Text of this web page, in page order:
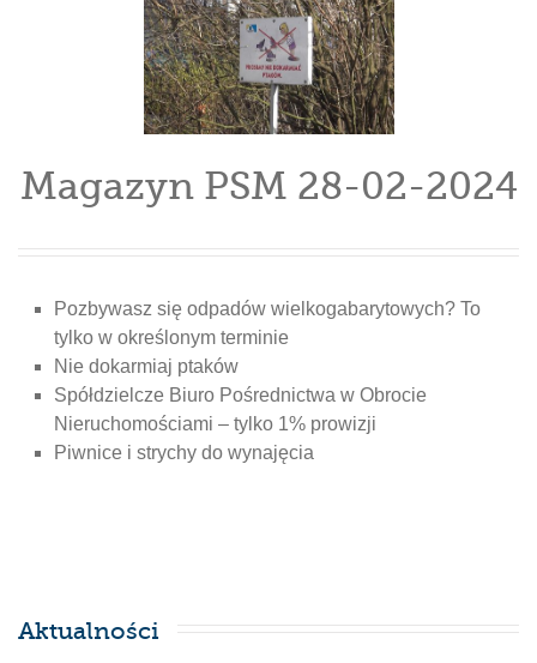
Magazyn PSM 28-02-2024
Pozbywasz się odpadów wielkogabarytowych? To
tylko w określonym terminie
Nie dokarmiaj ptaków
Spółdzielcze Biuro Pośrednictwa w Obrocie
Nieruchomościami – tylko 1% prowizji
Piwnice i strychy do wynajęcia
Aktualności